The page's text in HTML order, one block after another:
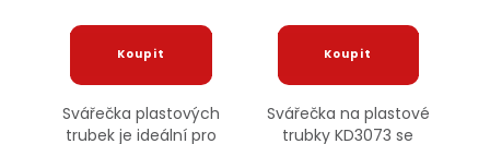
Svářečka plastových
trubek je ideální pro
Svářečka na plastové
trubky KD3073 se